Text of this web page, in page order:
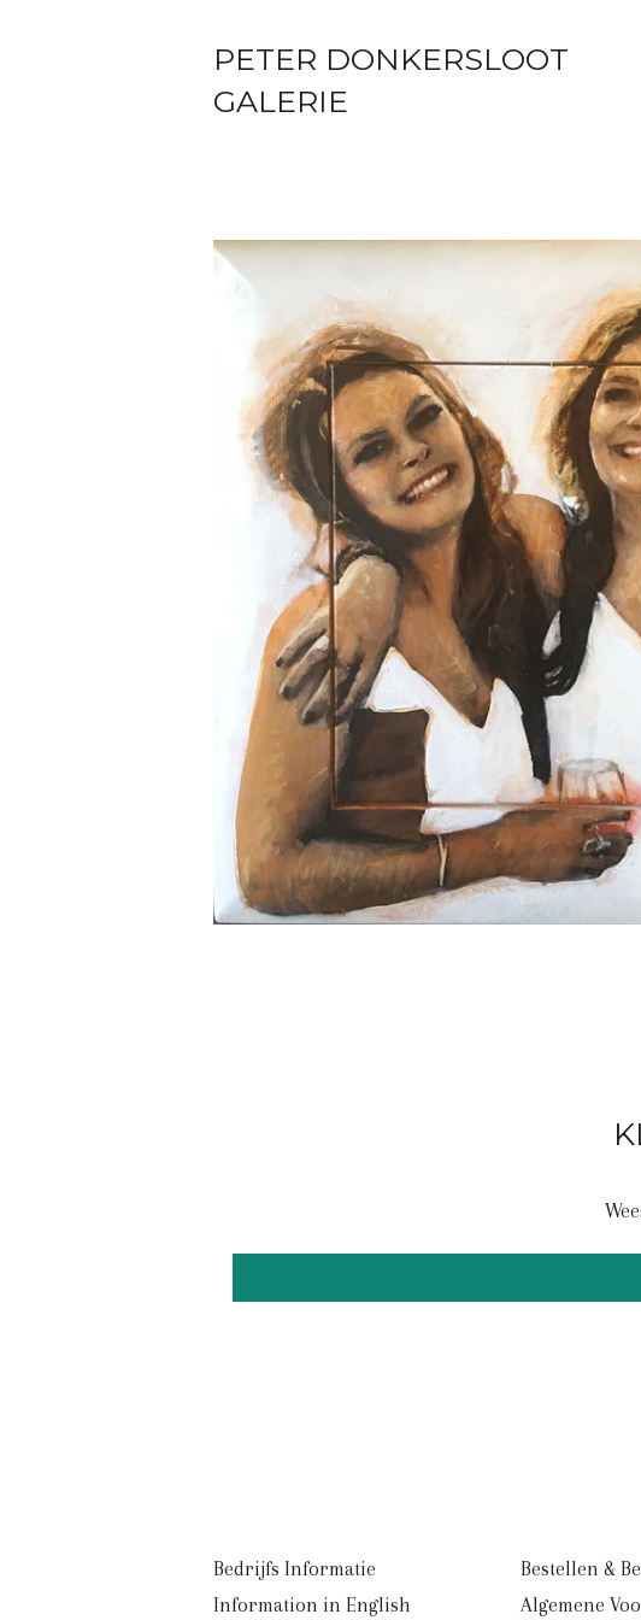
PETER DONKERSLOOT
GALERIE
Bedrijfs Informatie
Information in English
Bestellen &
Algemene